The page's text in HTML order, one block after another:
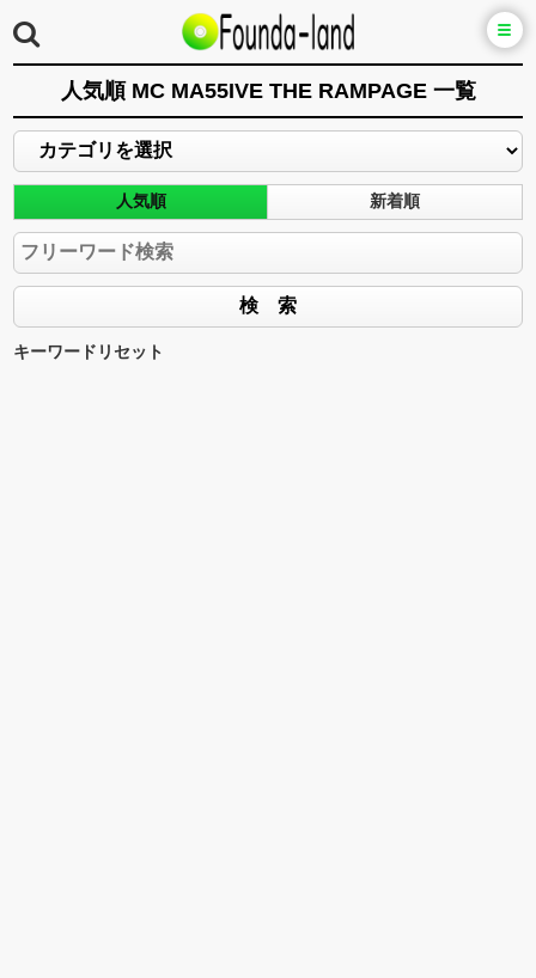
人気順 MC MA55IVE THE RAMPAGE 一覧
人気順 新着順
キーワードリセット